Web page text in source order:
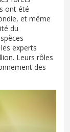
ont été
et même
du
experts
Leurs rôles
des